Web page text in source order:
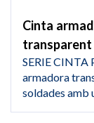
Cinta
transparent
SERIE CINTA
armadora
soldades amb